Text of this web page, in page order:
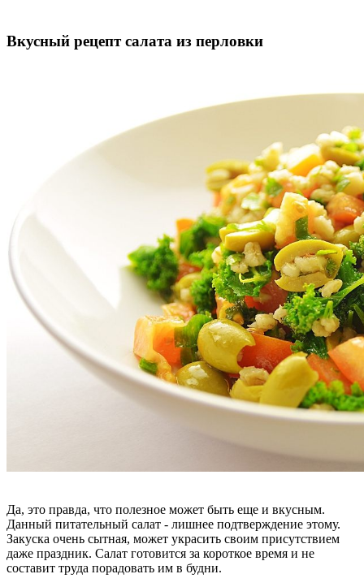
Вкусный рецепт салата из перловки
Да, это правда, что полезное может быть еще и вкусным.
Данный питательный салат - лишнее подтверждение этому.
Закуска очень сытная, может украсить своим присутствием
даже праздник. Салат готовится за короткое время и не
составит труда порадовать им в будни.